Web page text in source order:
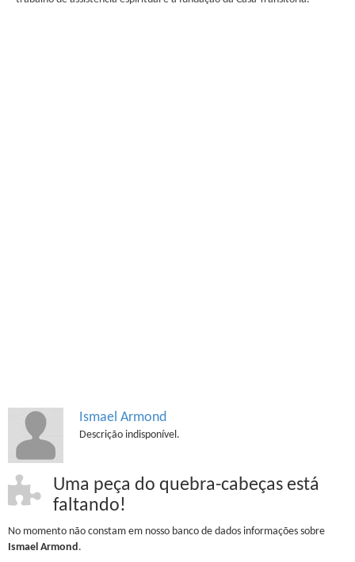
Ismael Armond
Descrição indisponível.
Uma peça do quebra-cabeças está
faltando!
No momento não constam em nosso banco de dados informações sobre
Ismael Armond.